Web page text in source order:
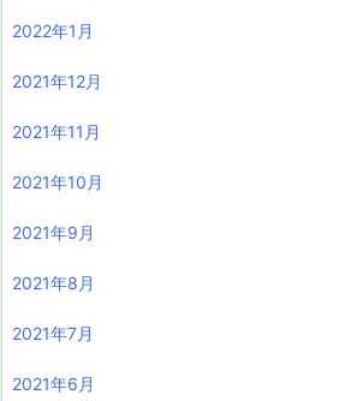
2022年1月
2021年12月
2021年11月
2021年10月
2021年9月
2021年8月
2021年7月
2021年6月